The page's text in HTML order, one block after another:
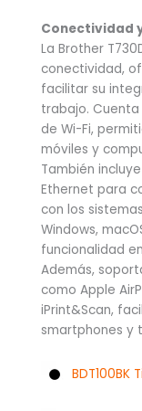
Conectividad
La Brother
conectividad,
facilitar su
trabajo.
de Wi-Fi,
móviles y
También
Ethernet para
con los
Windows,
funcionalidad
Además,
como Apple
iPrint&Scan,
smartphones y
BDT100BK